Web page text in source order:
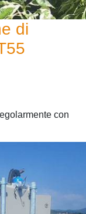
di
con